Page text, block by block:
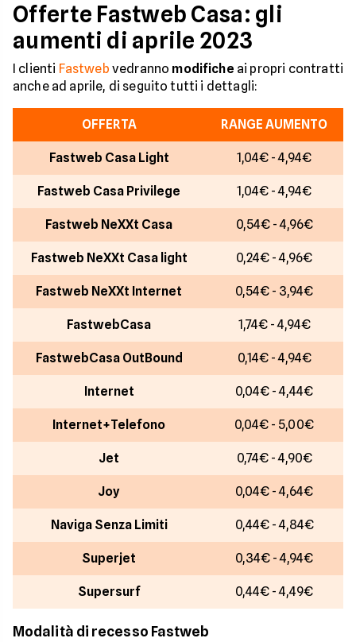
Offerte Fastweb Casa: gli
aumenti di aprile 2023
I clienti Fastweb vedranno modifiche ai propri contratti
anche ad aprile, di seguito tutti i dettagli:
OFFERTA RANGE AUMENTO
Fastweb Casa Light 1,04€ - 4,94€
Fastweb Casa Privilege 1,04€ - 4,94€
Fastweb NeXXt Casa 0,54€ - 4,96€
Fastweb NeXXt Casa light 0,24€ - 4,96€
Fastweb NeXXt Internet 0,54€ - 3,94€
FastwebCasa 1,74€ - 4,94€
FastwebCasa OutBound 0,14€ - 4,94€
Internet 0,04€ - 4,44€
Internet+Telefono 0,04€ - 5,00€
Jet 0,74€ - 4,90€
Joy 0,04€ - 4,64€
Naviga Senza Limiti 0,44€ - 4,84€
Superjet 0,34€ - 4,94€
Supersurf 0,44€ - 4,49€
Modalità di recesso Fastweb